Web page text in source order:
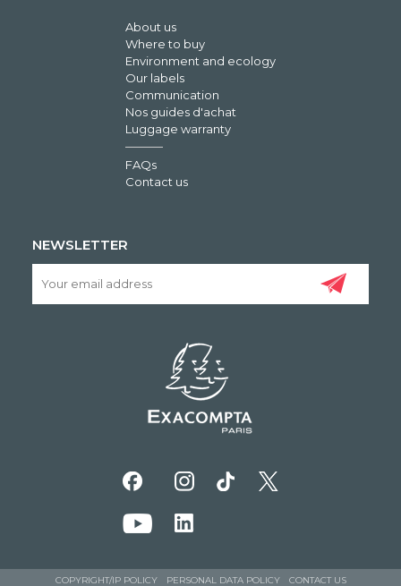
About us
Where to buy
Environment and ecology
Our labels
Communication
Nos guides d'achat
Luggage warranty
FAQs
Contact us
NEWSLETTER
COPYRIGHT/IP POLICY PERSONAL DATA POLICY CONTACT US